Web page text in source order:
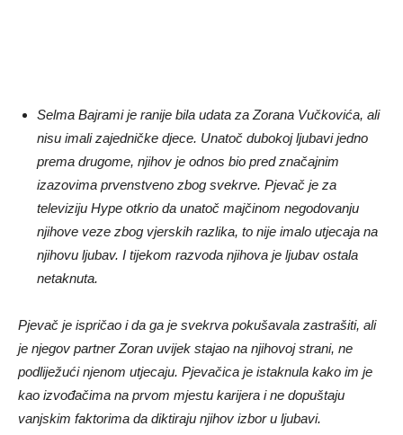
Selma Bajrami je ranije bila udata za Zorana Vučkovića, ali
nisu imali zajedničke djece. Unatoč dubokoj ljubavi jedno
prema drugome, njihov je odnos bio pred značajnim
izazovima prvenstveno zbog svekrve. Pjevač je za
televiziju Hype otkrio da unatoč majčinom negodovanju
njihove veze zbog vjerskih razlika, to nije imalo utjecaja na
njihovu ljubav. I tijekom razvoda njihova je ljubav ostala
netaknuta.
Pjevač je ispričao i da ga je svekrva pokušavala zastrašiti, ali
je njegov partner Zoran uvijek stajao na njihovoj strani, ne
podliježući njenom utjecaju. Pjevačica je istaknula kako im je
kao izvođačima na prvom mjestu karijera i ne dopuštaju
vanjskim faktorima da diktiraju njihov izbor u ljubavi.